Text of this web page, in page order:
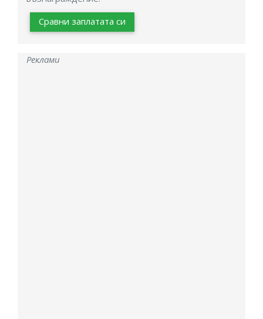
Сравни заплатата си
Реклами